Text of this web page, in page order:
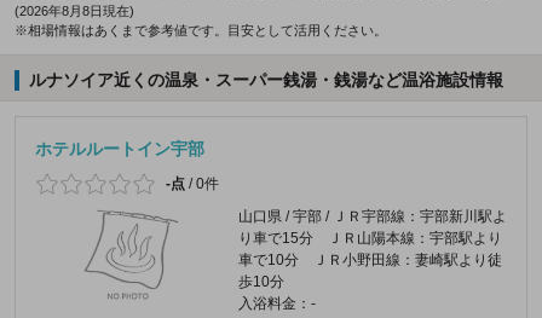
(2026年8月8日現在)
※相場情報はあくまで参考値です。目安として活用ください。
ルナソイア近くの温泉・スーパー銭湯・銭湯など温浴施設情報
ホテルルートイン宇部
-点 /0件
山口県 / 宇部 / ＪＲ宇部線：宇部新川駅よ
り車で15分 ＪＲ山陽本線：宇部駅より
車で10分 ＪＲ小野田線：妻崎駅より徒
歩10分
入浴料金：-